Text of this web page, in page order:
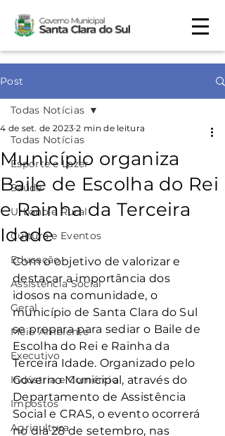
Post
Todas Notícias
Esporte e Lazer
Saúde
Urbano e Rural
Cultura e Eventos
Educação
Assistência Social
Geral
Meio Ambiente
Executivo
Indústria e Comércio
Impostos
Agricultura
Todas Notícias
Município organiza
Baile de Escolha do Rei
e Rainha da Terceira
Idade
4 de set. de 2023 2 min de leitura
Com o objetivo de valorizar e
destacar a importância dos
idosos na comunidade, o
município de Santa Clara do Sul
se prepara para sediar o Baile de
Escolha do Rei e Rainha da
Terceira Idade. Organizado pelo
Governo Municipal, através do
Departamento de Assistência
Social e CRAS, o evento ocorrerá
no dia 28 de setembro, nas